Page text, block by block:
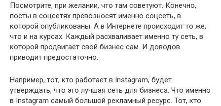
Посмотрите, при желании, что там советуют. Конечно,
посты в соцсетях превозносят именно соцсеть, в
которой опубликованы. А в Интернете происходит то же,
что и на курсах. Каждый расхваливает именно ту сеть, в
которой продвигает свой бизнес сам. И доводов
приводит предостаточно.
Например, тот, кто работает в Instagram, будет
утверждать, что это лучшая сеть для бизнеса. Что именно
в Instagram самый большой рекламный ресурс. Тот, кто